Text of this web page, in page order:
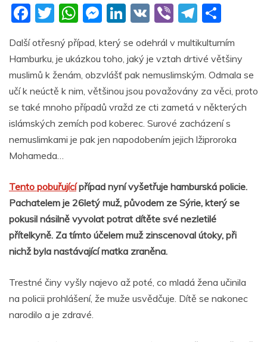
F
a
c
e
b
o
o
k
T
itt
er
W
at
s
A
p
p
M
ss
e
n
g
er
Li
k
e
dI
n
V
Vi
er
T
e
gr
a
m
ar
e
Další otřesný případ, který se odehrál v multikulturním
Hamburku, je ukázkou toho, jaký je vztah drtivé většiny
muslimů k ženám, obzvlášť pak nemuslimským. Odmala se
učí k neúctě k nim, většinou jsou považovány za věci, proto
se také mnoho případů vražd ze cti zametá v některých
islámských zemích pod koberec. Surové zacházení s
nemuslimkami je pak jen napodobením jejich lžiproroka
Mohameda…
Tento pobuřujícípřípad nyní vyšetřuje hamburská policie.
Pachatelem je 26letý muž, původem ze Sýrie, který se
pokusil násilně vyvolat potrat dítěte své nezletilé
přítelkyně. Za tímto účelem muž zinscenoval útoky, při
nichž byla nastávající matka zraněna.
Trestné činy vyšly najevo až poté, co mladá žena učinila
na policii prohlášení, že muže usvědčuje. Dítě se nakonec
narodilo a je zdravé.